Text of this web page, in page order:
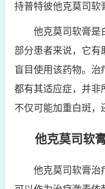
持普特彼他克莫司软
他克莫司软膏是
部分患者来说，它有
盲目使用该药物。治
都有其适应症，并非
不仅可能加重白斑，
他克莫司软
他克莫司软膏治